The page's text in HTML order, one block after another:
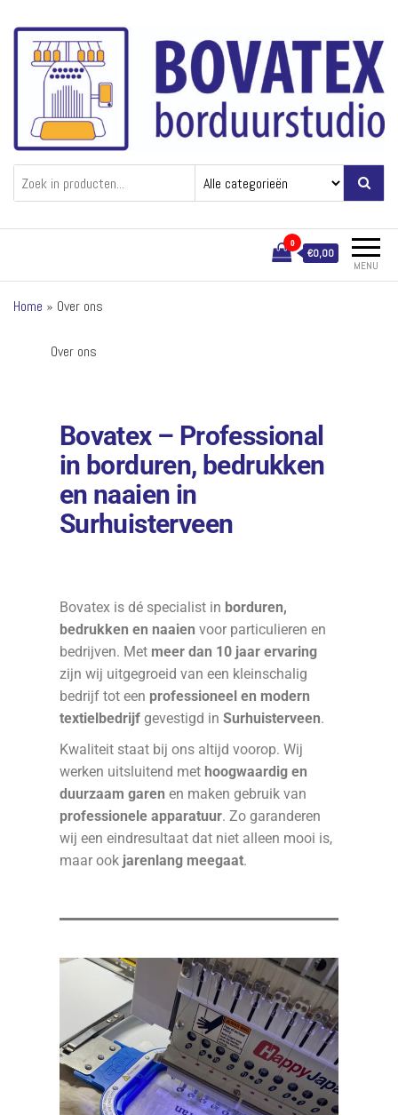
Bovatex
MENU
0
€0,00
Home » Over ons
Over ons
Bovatex – Professional
in borduren, bedrukken
en naaien in
Surhuisterveen
Bovatex is dé specialist in borduren,
bedrukken en naaien voor particulieren en
bedrijven. Met meer dan 10 jaar ervaring
zijn wij uitgegroeid van een kleinschalig
bedrijf tot een professioneel en modern
textielbedrijfgevestigd in Surhuisterveen.
Kwaliteit staat bij ons altijd voorop. Wij
werken uitsluitend met hoogwaardig en
duurzaam garen en maken gebruik van
professionele apparatuur. Zo garanderen
wij een eindresultaat dat niet alleen mooi is,
maar ook jarenlang meegaat.